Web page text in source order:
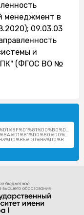
менеджмент в
09.03.03
и
(ФГОС ВО №
%D1%81%D0%B5%D1%80%D0%B3%D0%B5%D0%B5%D0%B2%D0%B8%D1%87/